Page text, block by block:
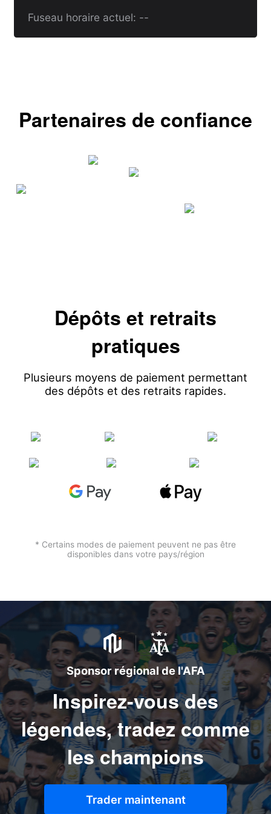
Fuseau horaire actuel: --
Partenaires de confiance
Dépôts et retraits
pratiques
Plusieurs moyens de paiement permettant
des dépôts et des retraits rapides.
* Certains modes de paiement peuvent ne pas être
disponibles dans votre pays/région
Sponsor régional de l'AFA
Inspirez-vous des
légendes, tradez comme
les champions
Trader maintenant